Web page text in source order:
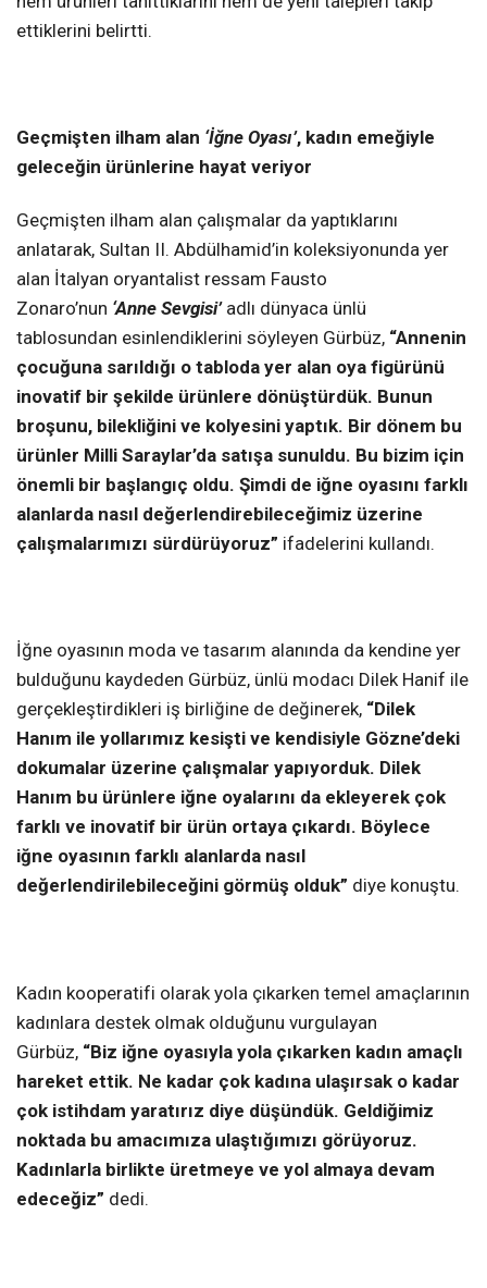
ettiklerini belirtti.
Geçmişten ilham alan ‘İğne Oyası’, kadın emeğiyle
geleceğin ürünlerine hayat veriyor
Geçmişten ilham alan çalışmalar da yaptıklarını
anlatarak, Sultan II. Abdülhamid’in koleksiyonunda yer
alan İtalyan oryantalist ressam Fausto
Zonaro’nun ‘Anne Sevgisi’adlı dünyaca ünlü
tablosundan esinlendiklerini söyleyen Gürbüz, “Annenin
çocuğuna sarıldığı o tabloda yer alan oya figürünü
inovatif bir şekilde ürünlere dönüştürdük. Bunun
broşunu, bilekliğini ve kolyesini yaptık. Bir dönem bu
ürünler Milli Saraylar’da satışa sunuldu. Bu bizim için
önemli bir başlangıç oldu. Şimdi de iğne oyasını farklı
alanlarda nasıl değerlendirebileceğimiz üzerine
çalışmalarımızı sürdürüyoruz” ifadelerini kullandı.
İğne oyasının moda ve tasarım alanında da kendine yer
bulduğunu kaydeden Gürbüz, ünlü modacı Dilek Hanif ile
gerçekleştirdikleri iş birliğine de değinerek, “Dilek
Hanım ile yollarımız kesişti ve kendisiyle Gözne’deki
dokumalar üzerine çalışmalar yapıyorduk. Dilek
Hanım bu ürünlere iğne oyalarını da ekleyerek çok
farklı ve inovatif bir ürün ortaya çıkardı. Böylece
iğne oyasının farklı alanlarda nasıl
değerlendirilebileceğini görmüş olduk” diye konuştu.
Kadın kooperatifi olarak yola çıkarken temel amaçlarının
kadınlara destek olmak olduğunu vurgulayan
Gürbüz, “Biz iğne oyasıyla yola çıkarken kadın amaçlı
hareket ettik. Ne kadar çok kadına ulaşırsak o kadar
çok istihdam yaratırız diye düşündük. Geldiğimiz
noktada bu amacımıza ulaştığımızı görüyoruz.
Kadınlarla birlikte üretmeye ve yol almaya devam
edeceğiz” dedi.